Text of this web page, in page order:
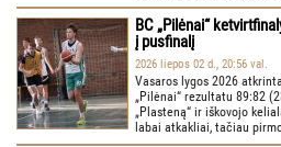
BC „Pilėnai“
į pusfinalį
2026 liepos 02 d., 20:56 val.
Vasaros lygos 2026
„Pilėnai“ rezultatu 89:82
„Plasteną“ ir iškovojo
labai atkakliai, tačiau